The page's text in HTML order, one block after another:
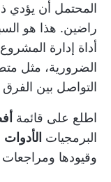
المحتمل أن يؤدي
راضين. هذا هو
أداة إدارة المشروع
الضرورية، مثل
التواصل بين الفرق
اطلع على قائمة
البرمجيات الأدوات
وقيودها